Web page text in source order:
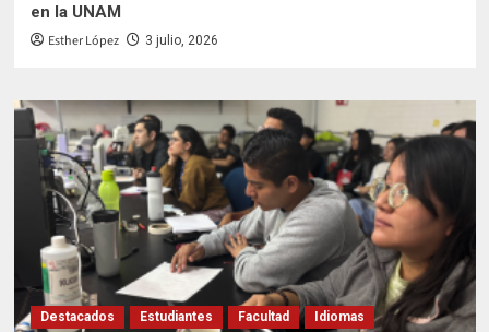
en la UNAM
Esther López 3 julio, 2026
Destacados Estudiantes Facultad
Idiomas